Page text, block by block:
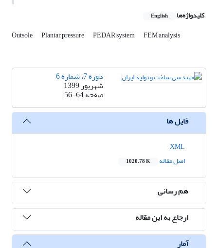
کلیدواژه‌ها English
Outsole Plantar pressure PEDAR system FEM analysis
دوره 7، شماره 6
شهریور 1399
صفحه56-64
فایل ها
اصل مقاله
1020.78 K
هم رسانی
ارجاع به این مقاله
آمار